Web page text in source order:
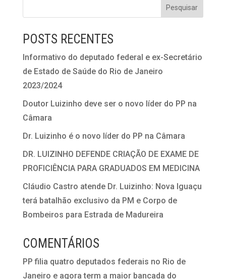
POSTS RECENTES
Informativo do deputado federal e ex-Secretário
de Estado de Saúde do Rio de Janeiro
2023/2024
Doutor Luizinho deve ser o novo líder do PP na
Câmara
Dr. Luizinho é o novo líder do PP na Câmara
DR. LUIZINHO DEFENDE CRIAÇÃO DE EXAME DE
PROFICIÊNCIA PARA GRADUADOS EM MEDICINA
Cláudio Castro atende Dr. Luizinho: Nova Iguaçu
terá batalhão exclusivo da PM e Corpo de
Bombeiros para Estrada de Madureira
COMENTÁRIOS
PP filia quatro deputados federais no Rio de
Janeiro e agora term a maior bancada do